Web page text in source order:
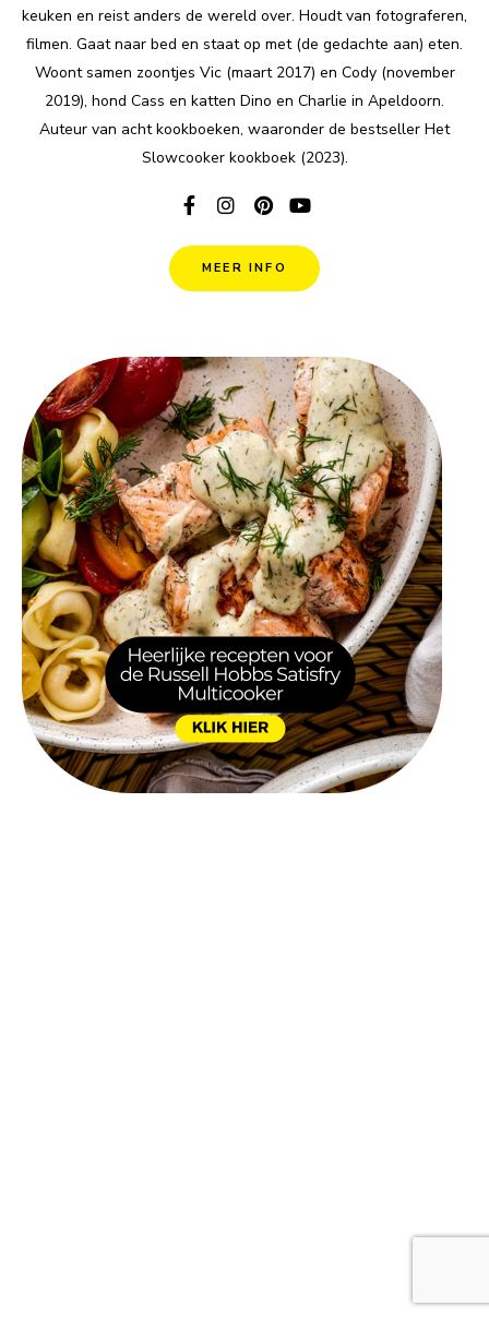
keuken en reist anders de wereld over. Houdt van fotograferen,
filmen. Gaat naar bed en staat op met (de gedachte aan) eten.
Woont samen zoontjes Vic (maart 2017) en Cody (november
2019), hond Cass en katten Dino en Charlie in Apeldoorn.
Auteur van acht kookboeken, waaronder de bestseller Het
Slowcooker kookboek (2023).
MEER INFO